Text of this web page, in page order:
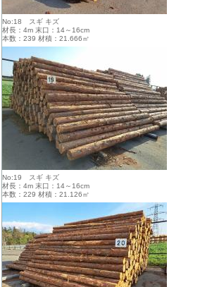
No:18 スギ キズ
材長：4m 末口：14～16cm
本数：239 材積：21.666㎥
No:19 スギ キズ
材長：4m 末口：14～16cm
本数：229 材積：21.126㎥